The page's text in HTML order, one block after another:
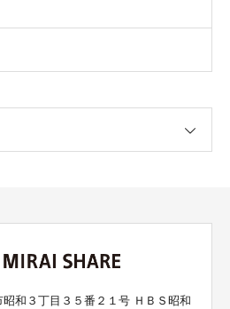
和３丁目３５番２１号 ＨＢＳ昭和